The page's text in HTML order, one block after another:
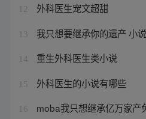
12 外科医生宠文超甜
13 我只想要继承你的遗产 小说
14 重生外科医生类小说
15 外科医生的小说有哪些
16 moba我只想继承亿万家产